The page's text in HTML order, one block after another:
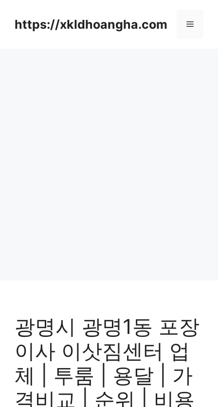
https://xkldhoangha.com 메
광명시 광명1동 포장
이사 이삿짐센터 업
체 | 투룸 | 용달 | 가
격비교 | 순위 | 비용